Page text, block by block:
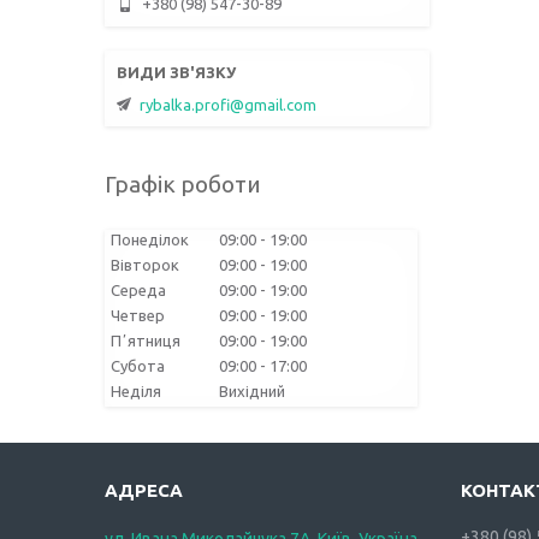
rybalka.profi@gmail.com
Графік роботи
Понеділок 09:00
19:00
Вівторок
09:00
19:00
Середа
09:00
19:00
Четвер
09:00
19:00
Пʼятниця
09:00
19:00
Субота
09:00
17:00
Неділя
Вихідний